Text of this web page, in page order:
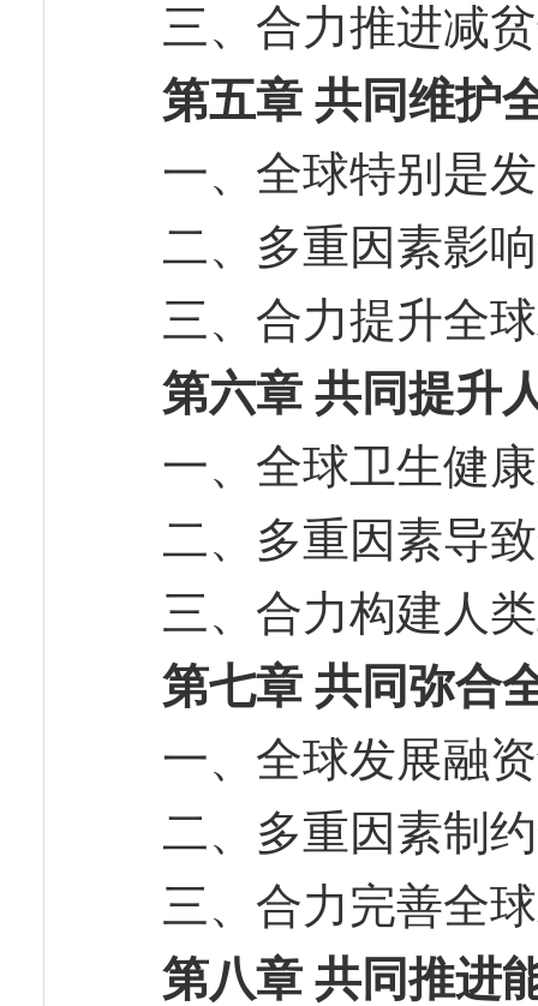
三、合力推进减
第五章 共同维护
一、全球特别是
二、多重因素影
三、合力提升全
第六章 共同提升
一、全球卫生健
二、多重因素导
三、合力构建人
第七章 共同弥合
一、全球发展融
二、多重因素制
三、合力完善全
第八章 共同推进